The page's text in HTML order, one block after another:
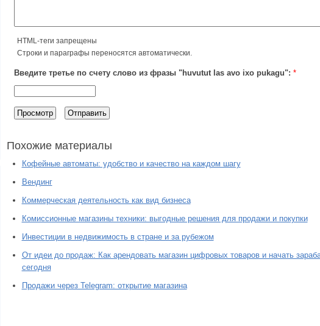
HTML-теги запрещены
Строки и параграфы переносятся автоматически.
Введите третье по счету слово из фразы "huvutut las avo ixo pukagu": *
Похожие материалы
Кофейные автоматы: удобство и качество на каждом шагу
Вендинг
Коммерческая деятельность как вид бизнеса
Комиссионные магазины техники: выгодные решения для продажи и покупки
Инвестиции в недвижимость в стране и за рубежом
От идеи до продаж: Как арендовать магазин цифровых товаров и начать
сегодня
Продажи через Telegram: открытие магазина